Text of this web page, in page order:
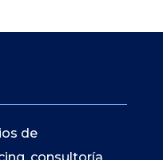
de